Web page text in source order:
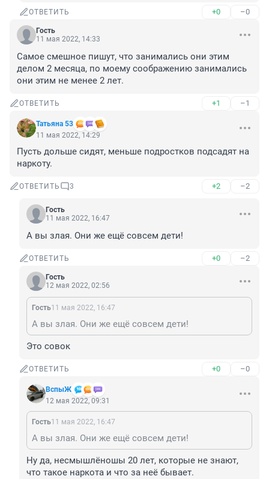
ОТВЕТИТЬ +0 –0
Гость
11 мая 2022, 14:33
Самое смешное пишут, что занимались они этим
делом 2 месяца, по моему соображению занимались
они этим не менее 2 лет.
ОТВЕТИТЬ +1 –1
Татьяна 53
11 мая 2022, 14:29
Пусть дольше сидят, меньше подростков подсадят на
наркоту.
ОТВЕТИТЬ 3 +2 –2
Гость
11 мая 2022, 16:47
А вы злая. Они же ещё совсем дети!
ОТВЕТИТЬ +0 –2
Гость
12 мая 2022, 02:56
Гость11 мая 2022, 16:47
А вы злая. Они же ещё совсем дети!
Это совок
ОТВЕТИТЬ +0 –0
ВспыЖ
12 мая 2022, 09:31
Гость11 мая 2022, 16:47
А вы злая. Они же ещё совсем дети!
Ну да, несмышлёношы 20 лет, которые не знают,
что такое наркота и что за неё бывает.